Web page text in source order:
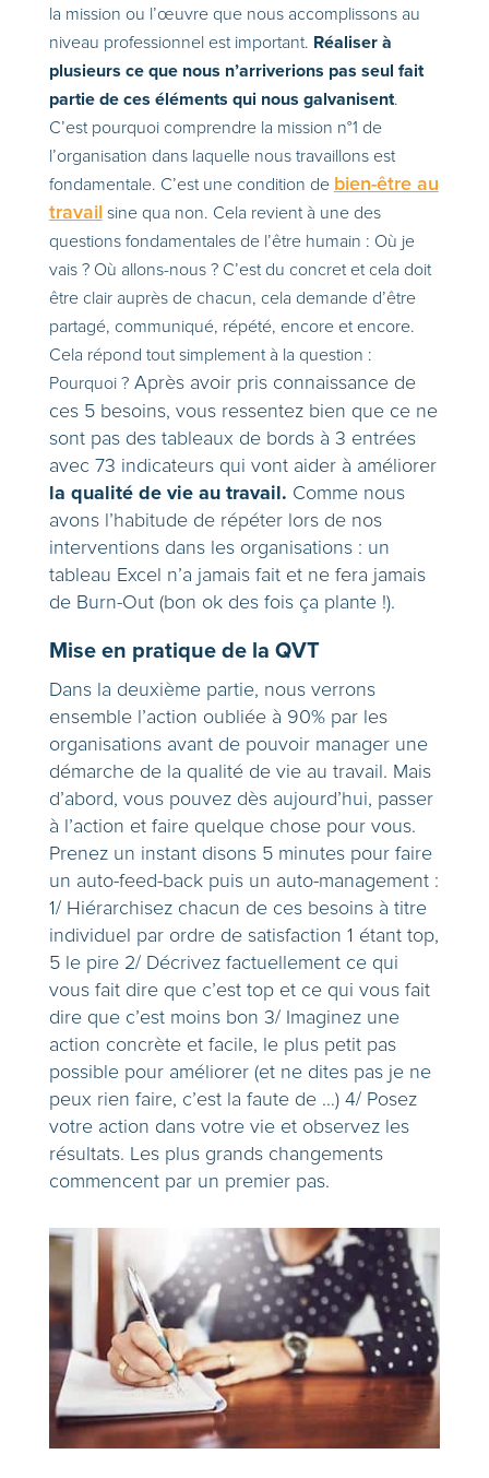
la mission ou l’œuvre que nous accomplissons au
niveau professionnel est important. Réaliser à
plusieurs ce que nous n’arriverions pas seul fait
partie de ces éléments qui nous galvanisent.
C’est pourquoi comprendre la mission n°1 de
l’organisation dans laquelle nous travaillons est
fondamentale. C’est une condition de bien-être au
travailsine qua non. Cela revient à une des
questions fondamentales de l’être humain : Où je
vais ? Où allons-nous ? C’est du concret et cela doit
être clair auprès de chacun, cela demande d’être
partagé, communiqué, répété, encore et encore.
Cela répond tout simplement à la question :
Pourquoi ?Après avoir pris connaissance de
ces 5 besoins, vous ressentez bien que ce ne
sont pas des tableaux de bords à 3 entrées
avec 73 indicateurs qui vont aider à améliorer
la qualité de vie au travail. Comme nous
avons l’habitude de répéter lors de nos
interventions dans les organisations : un
tableau Excel n’a jamais fait et ne fera jamais
de Burn-Out (bon ok des fois ça plante !).
Mise en pratique de la QVT
Dans la deuxième partie, nous verrons
ensemble l’action oubliée à 90% par les
organisations avant de pouvoir manager une
démarche de la qualité de vie au travail. Mais
d’abord, vous pouvez dès aujourd’hui, passer
à l’action et faire quelque chose pour vous.
Prenez un instant disons 5 minutes pour faire
un auto-feed-back puis un auto-management :
1/ Hiérarchisez chacun de ces besoins à titre
individuel par ordre de satisfaction 1 étant top,
5 le pire 2/ Décrivez factuellement ce qui
vous fait dire que c’est top et ce qui vous fait
dire que c’est moins bon 3/ Imaginez une
action concrète et facile, le plus petit pas
possible pour améliorer (et ne dites pas je ne
peux rien faire, c’est la faute de …) 4/ Posez
votre action dans votre vie et observez les
résultats. Les plus grands changements
commencent par un premier pas.